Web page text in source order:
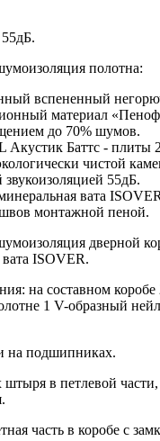
полотна:
вспененный
материал
до 70% шумов.
Акустик Баттс - плиты
чистой
55дБ.
вата
монтажной пеной.
дверной
ISOVER.
на составном
1 V-образный
на подшипниках.
в петлевой
часть в коробе с